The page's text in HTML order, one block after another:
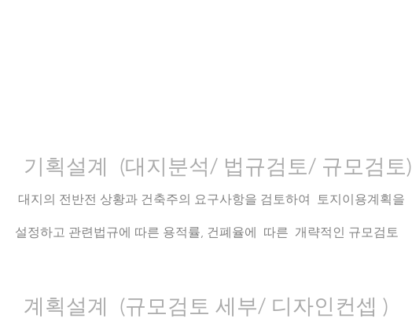
​기획설계 (대지분석/ 법규검토/ 규모검토)
대지의 전반전 상황과 건축주의 요구사항을 검토하여 토지이용계획을
설정하고 관련법규에 따른 용적률, 건폐율에 따른 개략적인 규모검토
계획설계 (규모검토 세부/ 디자인컨셉 )